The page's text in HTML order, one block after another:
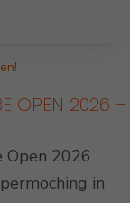
OPEN 2026 –
Open 2026
in